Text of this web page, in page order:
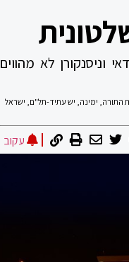
וניסנקורן לא מהווים
התורה, ימינה, יש עתיד-תל"ם, ישראל
עקוב